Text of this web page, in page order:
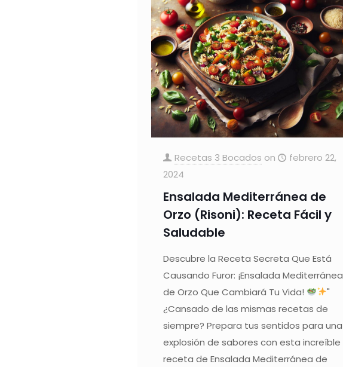
Recetas 3 Bocados on
febrero 22,
2024
Ensalada Mediterránea de
Orzo (Risoni): Receta Fácil y
Saludable
Descubre la Receta Secreta Que Está
Causando Furor: ¡Ensalada Mediterránea
de Orzo Que Cambiará Tu Vida!
"
¿Cansado de las mismas recetas de
siempre? Prepara tus sentidos para una
explosión de sabores con esta increíble
receta de Ensalada Mediterránea de